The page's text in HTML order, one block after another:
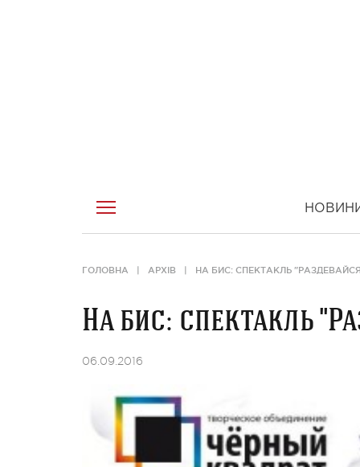
ГОЛОВНА АРХІВ НА БИС: СПЕКТАКЛЬ
На бис: спектакль
06.09.2016